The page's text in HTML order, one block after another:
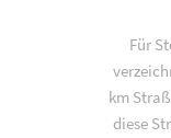
Für
km
diese